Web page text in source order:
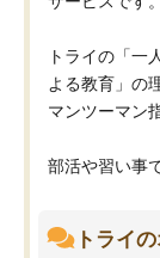
トライの「一
よる教育」の
マンツーマン
部活や習い事
トライ